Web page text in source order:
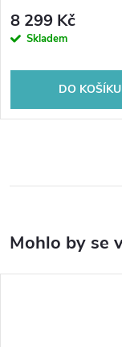
8 299 Kč
Skladem
DO KOŠÍKU